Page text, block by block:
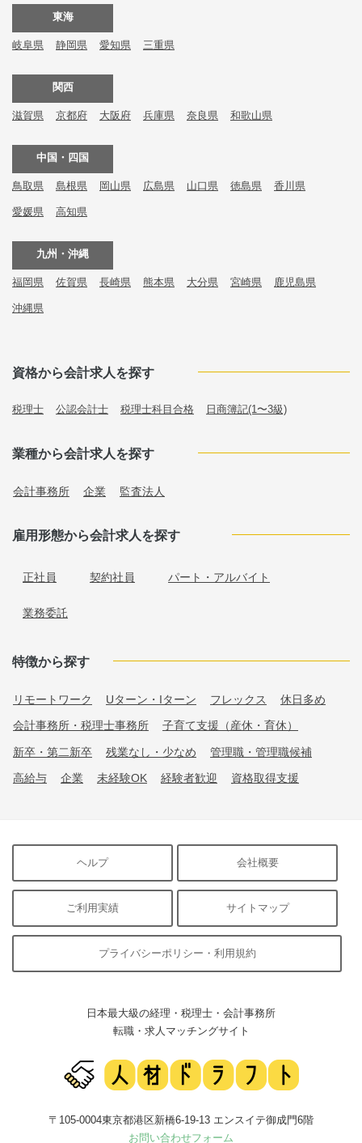
東海
岐阜県 静岡県 愛知県 三重県
関西
滋賀県 京都府 大阪府 兵庫県 奈良県 和歌山県
中国・四国
鳥取県 島根県 岡山県 広島県 山口県 徳島県 香川県
愛媛県 高知県
九州・沖縄
福岡県 佐賀県 長崎県 熊本県 大分県 宮崎県 鹿児島県
沖縄県
資格から会計求人を探す
税理士 公認会計士 税理士科目合格 日商簿記(1〜3級)
業種から会計求人を探す
会計事務所 企業 監査法人
雇用形態から会計求人を探す
正社員 契約社員 パート・アルバイト
業務委託
特徴から探す
リモートワーク Uターン・Iターン フレックス 休日多め
会計事務所・税理士事務所 子育て支援（産休・育休）
新卒・第二新卒 残業なし・少なめ 管理職・管理職候補
高給与 企業 未経験OK 経験者歓迎 資格取得支援
ヘルプ 会社概要
ご利用実績 サイトマップ
プライバシーポリシー・利用規約
日本最大級の経理・税理士・会計事務所
転職・求人マッチングサイト
〒105-0004東京都港区新橋6-19-13 エンスイテ御成門6階
お問い合わせフォーム